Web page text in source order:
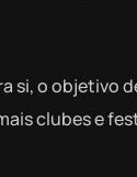
si, o objetivo
clubes e